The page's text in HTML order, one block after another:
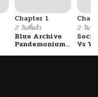
05/20/2026
Chapter 1
2 วันที่แล้ว
Blue Archive
Pandemonium
2 วันที่แ
Vs